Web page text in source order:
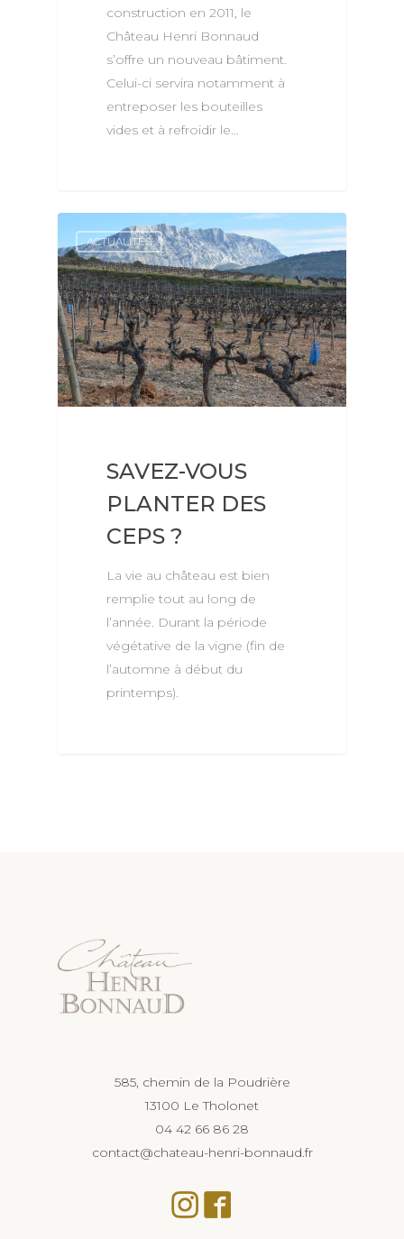
construction en 2011, le
Château Henri Bonnaud
s’offre un nouveau bâtiment.
Celui-ci servira notamment à
entreposer les bouteilles
vides et à refroidir le…
ACTUALITÉS
SAVEZ-VOUS
PLANTER DES
CEPS ?
La vie au château est bien
remplie tout au long de
l’année. Durant la période
végétative de la vigne (fin de
l’automne à début du
printemps).
585, chemin de la Poudrière
13100 Le Tholonet
04 42 66 86 28
contact@chateau-henri-bonnaud.fr